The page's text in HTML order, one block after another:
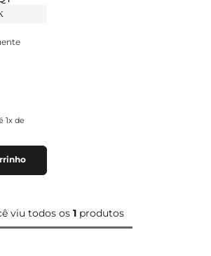
1x de
viu todos os 1 produtos